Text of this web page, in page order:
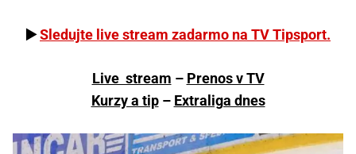
▶️Sledujte live stream zadarmo na TV Tipsport.
Live stream – Prenos v TV
Kurzy a tip– Extraliga dnes